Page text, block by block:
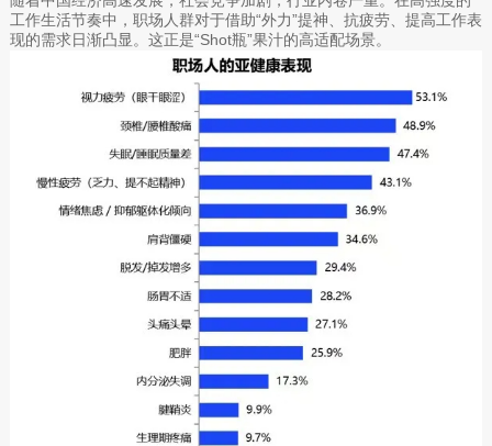
工作生活节奏中，职场人群对于借助“外力”提神、抗疲劳、提高工作表
现的需求日渐凸显。这正是“Shot瓶”果汁的高适配场景。